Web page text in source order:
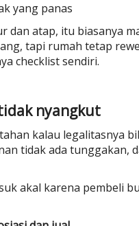
yang panas
dan atap, itu biasanya
tapi rumah tetap
checklist sendiri.
nyangkut
kalau legalitasnya
tidak ada tunggakan,
akal karena pembeli